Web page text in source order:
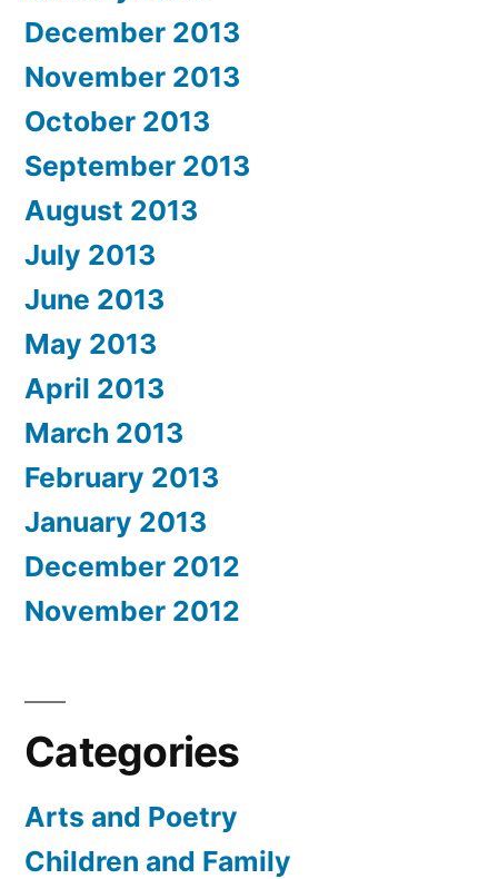
December 2013
November 2013
October 2013
September 2013
August 2013
July 2013
June 2013
May 2013
April 2013
March 2013
February 2013
January 2013
December 2012
November 2012
Categories
Arts and Poetry
Children and Family